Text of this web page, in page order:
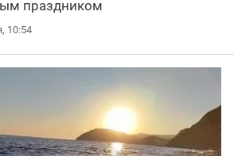
праздником
10:54